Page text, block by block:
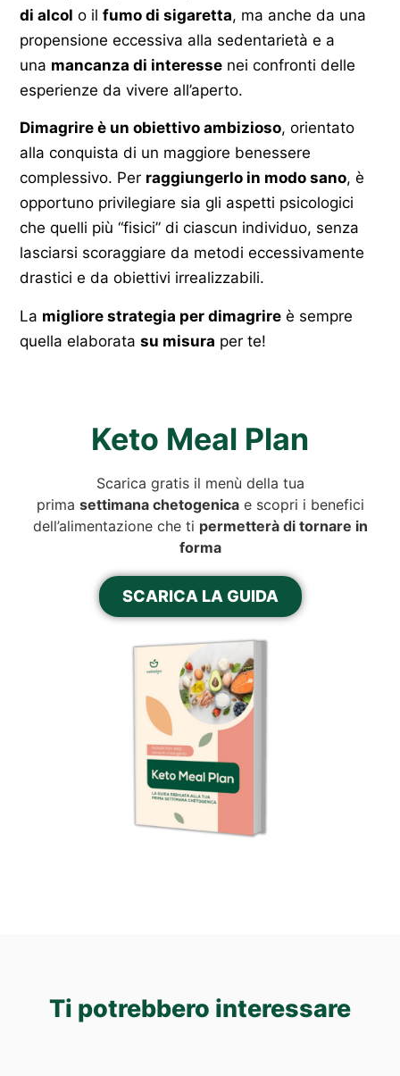
di alcol o il fumo di sigaretta, ma anche da una
propensione eccessiva alla sedentarietà e a
una mancanza di interesse nei confronti delle
esperienze da vivere all’aperto.
Dimagrire è un obiettivo ambizioso, orientato
alla conquista di un maggiore benessere
complessivo. Per raggiungerlo in modo sano, è
opportuno privilegiare sia gli aspetti psicologici
che quelli più “fisici” di ciascun individuo, senza
lasciarsi scoraggiare da metodi eccessivamente
drastici e da obiettivi irrealizzabili.
La migliore strategia per dimagrire è sempre
quella elaborata su misura per te!
Keto Meal Plan
Scarica gratis il menù della tua
prima settimana chetogenicae scopri i benefici
dell’alimentazione che ti permetterà di tornare in
forma
SCARICA LA GUIDA
Ti potrebbero interessare